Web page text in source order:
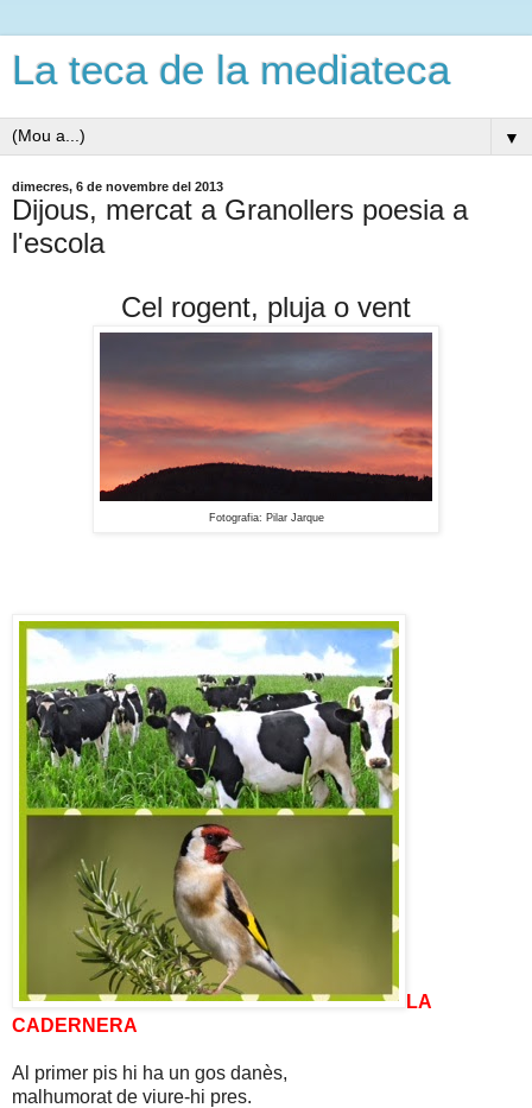
La teca de la mediateca
▼
dimecres, 6 de novembre del 2013
Dijous, mercat a Granollers poesia a
l'escola
Cel rogent, pluja o vent
Fotografia: Pilar Jarque
LA
CADERNERA
Al primer pis hi ha un gos danès,
malhumorat de viure-hi pres.